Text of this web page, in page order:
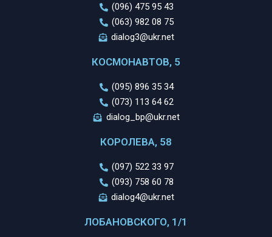
(096) 475 95 43
(063) 982 08 75
dialog3@ukr.net
КОСМОНАВТОВ, 5
(095) 896 35 34
(073) 113 64 62
dialog_bp@ukr.net
КОРОЛЕВА, 58
(097) 522 33 97
(093) 758 60 78
dialog4@ukr.net
ЛОБАНОВСКОГО, 1/1